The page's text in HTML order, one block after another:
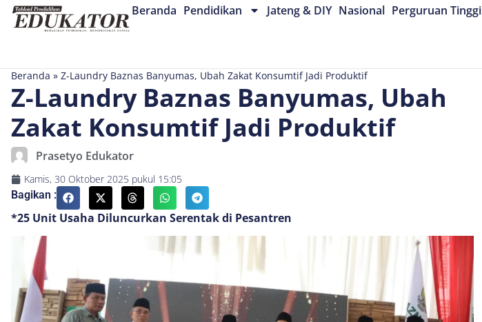
Beranda Pendidikan Jateng & DIY Nasional Perguruan Tinggi
Beranda » Z-Laundry Baznas Banyumas, Ubah Zakat Konsumtif Jadi Produktif
Z-Laundry Baznas Banyumas, Ubah
Zakat Konsumtif Jadi Produktif
Prasetyo Edukator
Kamis, 30 Oktober 2025 pukul 15:05
Bagikan :
*25 Unit Usaha Diluncurkan Serentak di Pesantren